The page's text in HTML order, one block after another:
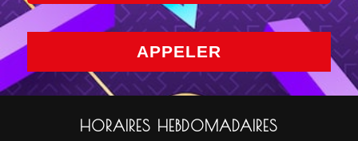
APPELER
HORAIRES HEBDOMADAIRES